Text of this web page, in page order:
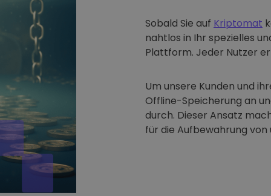
Sobald Sie auf Kriptomat
nahtlos in Ihr spezielles
Plattform. Jeder Nutzer
Um unsere Kunden und
Offline-Speicherung an
durch. Dieser Ansatz
für die Aufbewahrung